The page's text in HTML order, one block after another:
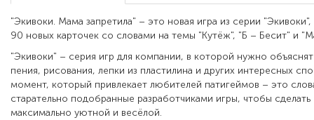
"Экивоки. Мама запретила" – это новая игра из серии
90 новых карточек со словами на темы "Кутёж", "Б – Бесит" и
"Экивоки" – серия игр для компании, в которой нужно
пения, рисования, лепки из пластилина и других интересных
момент, который привлекает любителей патигеймов – это
старательно подобранные разработчиками игры, чтобы сделать
максимально уютной и весёлой.